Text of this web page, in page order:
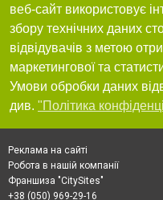
веб-сайт використовує
збору технічних даних
відвідувачів з метою
маркетингової та
Умови обробки даних
див. "Політика
Реклама на сайті
Робота в нашій компанії
Франшиза "CitySites"
+38 (050) 969-29-16